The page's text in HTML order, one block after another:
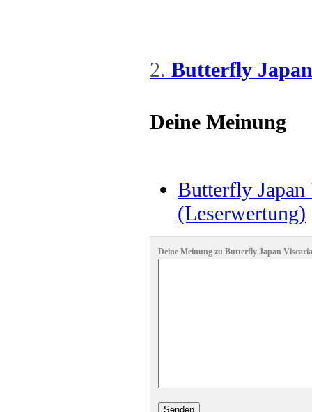
2. Butterfly
Deine Meinung
Butterfly Japan
(Leserwertung)
Deine Meinung zu Butterfly Japan